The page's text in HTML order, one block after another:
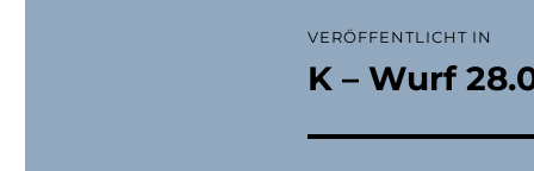
VERÖFFENTLICHT IN
K – Wurf